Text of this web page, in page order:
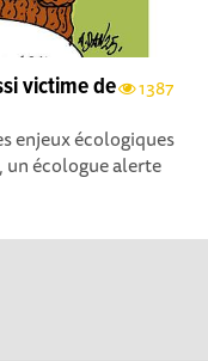
1387
victime de
enjeux écologiques
un écologue alerte